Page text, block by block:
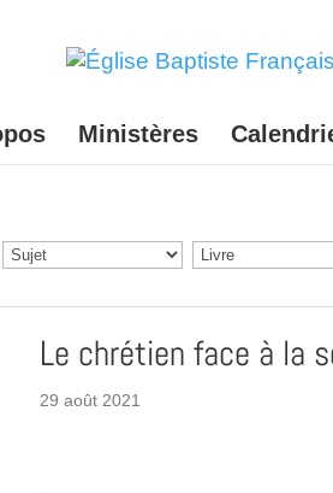
Ministères
Le chrétien face à la
29 août 2021